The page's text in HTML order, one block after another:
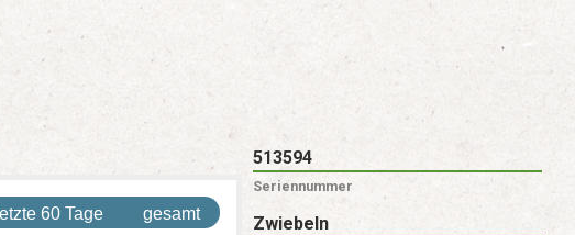
513594
Seriennummer
Zwiebeln
letzte 60 Tage gesamt